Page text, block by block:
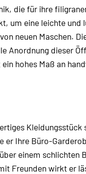
die für ihre
um eine leichte und
neuen Maschen.
Anordnung dieser
hohes Maß an
Kleidungsstück
er Ihre Büro-
einem schlichten
Freunden wirkt er